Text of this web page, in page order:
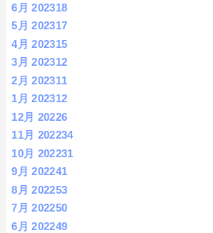
6月 202318
5月 202317
4月 202315
3月 202312
2月 202311
1月 202312
12月 20226
11月 202234
10月 202231
9月 202241
8月 202253
7月 202250
6月 202249